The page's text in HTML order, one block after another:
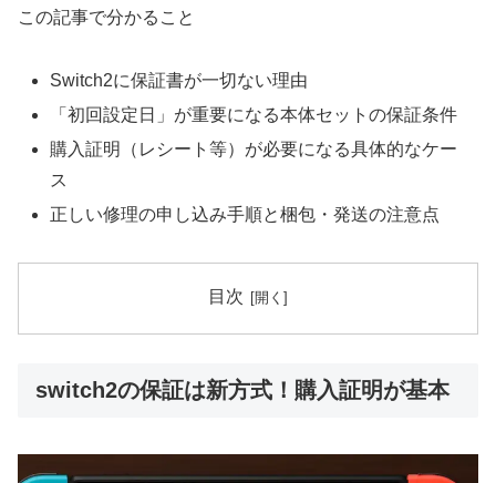
この記事で分かること
Switch2に保証書が一切ない理由
「初回設定日」が重要になる本体セットの保証条件
購入証明（レシート等）が必要になる具体的なケー
ス
正しい修理の申し込み手順と梱包・発送の注意点
目次
switch2の保証は新方式！購入証明が基本